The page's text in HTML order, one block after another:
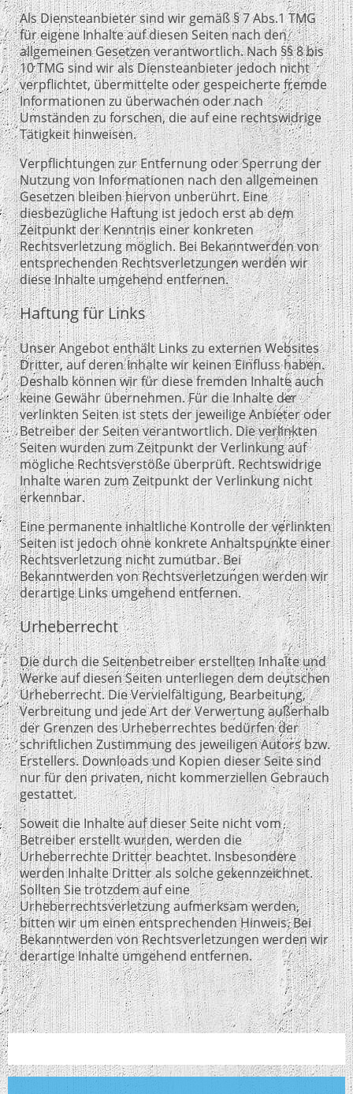
Als Diensteanbieter sind wir gemäß § 7 Abs.1 TMG
für eigene Inhalte auf diesen Seiten nach den
allgemeinen Gesetzen verantwortlich. Nach §§ 8 bis
10 TMG sind wir als Diensteanbieter jedoch nicht
verpflichtet, übermittelte oder gespeicherte fremde
Informationen zu überwachen oder nach
Umständen zu forschen, die auf eine rechtswidrige
Tätigkeit hinweisen.
Verpflichtungen zur Entfernung oder Sperrung der
Nutzung von Informationen nach den allgemeinen
Gesetzen bleiben hiervon unberührt. Eine
diesbezügliche Haftung ist jedoch erst ab dem
Zeitpunkt der Kenntnis einer konkreten
Rechtsverletzung möglich. Bei Bekanntwerden von
entsprechenden Rechtsverletzungen werden wir
diese Inhalte umgehend entfernen.
Haftung für Links
Unser Angebot enthält Links zu externen Websites
Dritter, auf deren Inhalte wir keinen Einfluss haben.
Deshalb können wir für diese fremden Inhalte auch
keine Gewähr übernehmen. Für die Inhalte der
verlinkten Seiten ist stets der jeweilige Anbieter oder
Betreiber der Seiten verantwortlich. Die verlinkten
Seiten wurden zum Zeitpunkt der Verlinkung auf
mögliche Rechtsverstöße überprüft. Rechtswidrige
Inhalte waren zum Zeitpunkt der Verlinkung nicht
erkennbar.
Eine permanente inhaltliche Kontrolle der verlinkten
Seiten ist jedoch ohne konkrete Anhaltspunkte einer
Rechtsverletzung nicht zumutbar. Bei
Bekanntwerden von Rechtsverletzungen werden wir
derartige Links umgehend entfernen.
Urheberrecht
Die durch die Seitenbetreiber erstellten Inhalte und
Werke auf diesen Seiten unterliegen dem deutschen
Urheberrecht. Die Vervielfältigung, Bearbeitung,
Verbreitung und jede Art der Verwertung außerhalb
der Grenzen des Urheberrechtes bedürfen der
schriftlichen Zustimmung des jeweiligen Autors bzw.
Erstellers. Downloads und Kopien dieser Seite sind
nur für den privaten, nicht kommerziellen Gebrauch
gestattet.
Soweit die Inhalte auf dieser Seite nicht vom
Betreiber erstellt wurden, werden die
Urheberrechte Dritter beachtet. Insbesondere
werden Inhalte Dritter als solche gekennzeichnet.
Sollten Sie trotzdem auf eine
Urheberrechtsverletzung aufmerksam werden,
bitten wir um einen entsprechenden Hinweis. Bei
Bekanntwerden von Rechtsverletzungen werden wir
derartige Inhalte umgehend entfernen.